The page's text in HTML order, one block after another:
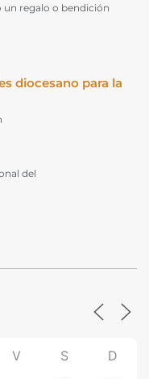
un regalo o bendición
diocesano para la
del
V S D